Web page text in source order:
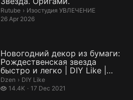
Rutube › Изостудия УВЛЕЧЕНИЕ.
Изостудия УВЛЕЧЕНИЕ
26 Apr 2026
Новогодний декор из бумаги:
Рождественская звезда
быстро и легко | DIY Like |
Дзен
Dzen › DIY Like.
DIY Like
14.4K
14.4 thousand views
17 Dec 2021